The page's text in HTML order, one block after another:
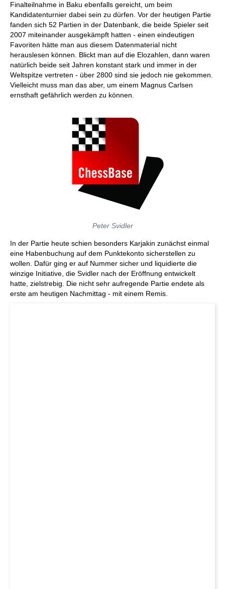
Finalteilnahme in Baku ebenfalls gereicht, um beim
Kandidatenturnier dabei sein zu dürfen. Vor der heutigen Partie
fanden sich 52 Partien in der Datenbank, die beide Spieler seit
2007 miteinander ausgekämpft hatten - einen eindeutigen
Favoriten hätte man aus diesem Datenmaterial nicht
herauslesen können. Blickt man auf die Elozahlen, dann waren
natürlich beide seit Jahren konstant stark und immer in der
Weltspitze vertreten - über 2800 sind sie jedoch nie gekommen.
Vielleicht muss man das aber, um einem Magnus Carlsen
ernsthaft gefährlich werden zu können.
Peter Svidler
In der Partie heute schien besonders Karjakin zunächst einmal
eine Habenbuchung auf dem Punktekonto sicherstellen zu
wollen. Dafür ging er auf Nummer sicher und liquidierte die
winzige Initiative, die Svidler nach der Eröffnung entwickelt
hatte, zielstrebig. Die nicht sehr aufregende Partie endete als
erste am heutigen Nachmittag - mit einem Remis.